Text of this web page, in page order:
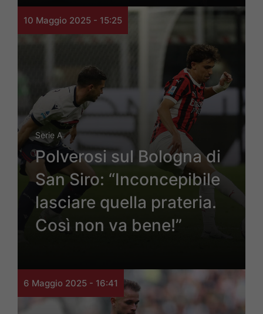
10 Maggio 2025 - 15:25
Serie A
Polverosi sul Bologna di
San Siro: “Inconcepibile
lasciare quella prateria.
Così non va bene!”
6 Maggio 2025 - 16:41